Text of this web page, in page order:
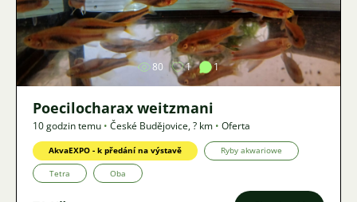
Zdjęcie
80 1 1
Poecilocharax weitzmani
10 godzin temu • České Budějovice,? km • Oferta
AkvaEXPO - k předání na výstavě Ryby akwariowe
Tetra Oba